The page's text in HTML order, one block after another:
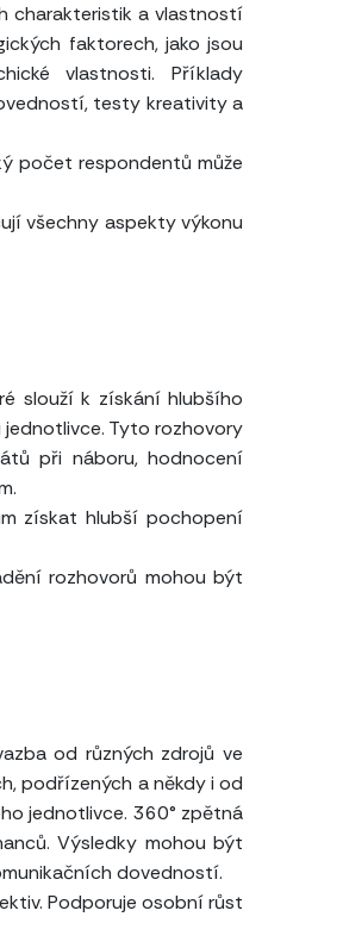
charakteristik a vlastností
faktorech, jako jsou
vlastnosti. Příklady
testy kreativity a
počet respondentů může
všechny aspekty výkonu
slouží k získání hlubšího
Tyto rozhovory
při náboru, hodnocení
získat hlubší pochopení
rozhovorů mohou být
od různých zdrojů ve
podřízených a někdy i od
jednotlivce. 360° zpětná
Výsledky mohou být
dovedností.
Podporuje osobní růst